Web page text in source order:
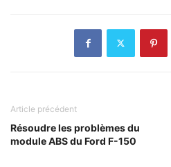
Article précédent
Résoudre les problèmes du
module ABS du Ford F-150